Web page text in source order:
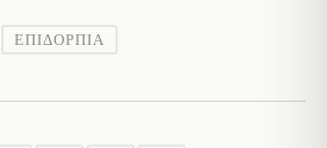
ΕΠΙΔΌΡΠΙΑ